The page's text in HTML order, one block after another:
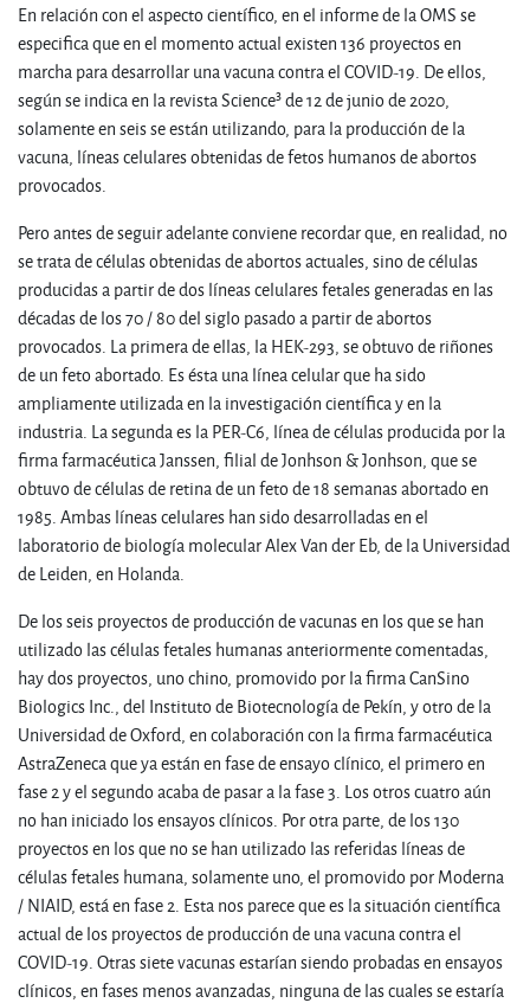
En relación con el aspecto científico, en el informe de la OMS se
especifica que en el momento actual existen 136 proyectos en
marcha para desarrollar una vacuna contra el COVID-19. De ellos,
según se indica en la revista Science3 de 12 de junio de 2020,
solamente en seis se están utilizando, para la producción de la
vacuna, líneas celulares obtenidas de fetos humanos de abortos
provocados.
Pero antes de seguir adelante conviene recordar que, en realidad, no
se trata de células obtenidas de abortos actuales, sino de células
producidas a partir de dos líneas celulares fetales generadas en las
décadas de los 70 / 80 del siglo pasado a partir de abortos
provocados. La primera de ellas, la HEK-293, se obtuvo de riñones
de un feto abortado. Es ésta una línea celular que ha sido
ampliamente utilizada en la investigación científica y en la
industria. La segunda es la PER-C6, línea de células producida por la
firma farmacéutica Janssen, filial de Jonhson & Jonhson, que se
obtuvo de células de retina de un feto de 18 semanas abortado en
1985. Ambas líneas celulares han sido desarrolladas en el
laboratorio de biología molecular Alex Van der Eb, de la Universidad
de Leiden, en Holanda.
De los seis proyectos de producción de vacunas en los que se han
utilizado las células fetales humanas anteriormente comentadas,
hay dos proyectos, uno chino, promovido por la firma CanSino
Biologics Inc., del Instituto de Biotecnología de Pekín, y otro de la
Universidad de Oxford, en colaboración con la firma farmacéutica
AstraZeneca que ya están en fase de ensayo clínico, el primero en
fase 2 y el segundo acaba de pasar a la fase 3. Los otros cuatro aún
no han iniciado los ensayos clínicos. Por otra parte, de los 130
proyectos en los que no se han utilizado las referidas líneas de
células fetales humana, solamente uno, el promovido por Moderna
/ NIAID, está en fase 2. Esta nos parece que es la situación científica
actual de los proyectos de producción de una vacuna contra el
COVID-19. Otras siete vacunas estarían siendo probadas en ensayos
clínicos, en fases menos avanzadas, ninguna de las cuales se estaría